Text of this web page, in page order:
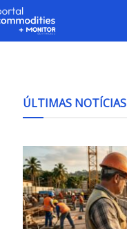
ÚLTIMAS NOTÍCIAS